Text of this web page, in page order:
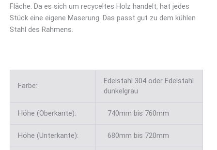
Fläche. Da es sich um recyceltes Holz handelt, hat jedes
Stück eine eigene Maserung. Das passt gut zu dem kühlen
Stahl des Rahmens.
Farbe:
Edelstahl 304 oder Edelstahl
dunkelgrau
Höhe (Oberkante): 740mm bis 760mm
Höhe (Unterkante): 680mm bis 720mm